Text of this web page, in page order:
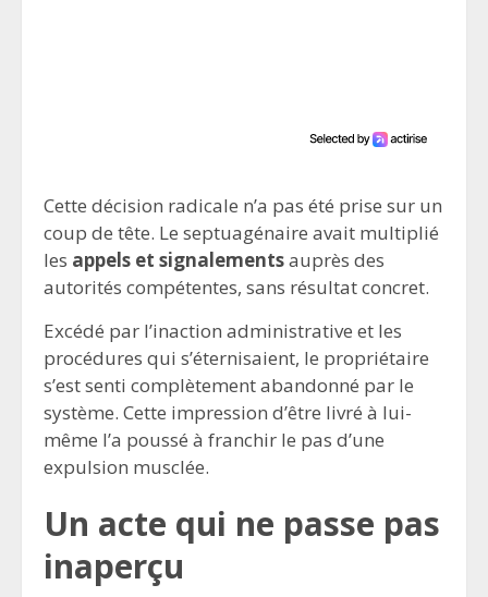
Cette décision radicale n’a pas été prise sur un
coup de tête. Le septuagénaire avait multiplié
les appels et signalementsauprès des
autorités compétentes, sans résultat concret.
Excédé par l’inaction administrative et les
procédures qui s’éternisaient, le propriétaire
s’est senti complètement abandonné par le
système. Cette impression d’être livré à lui-
même l’a poussé à franchir le pas d’une
expulsion musclée.
Un acte qui ne passe pas
inaperçu